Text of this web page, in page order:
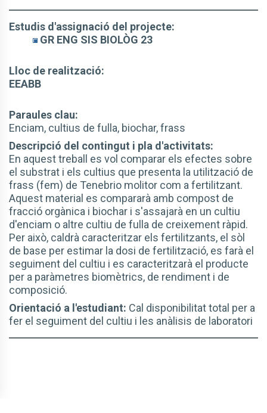
Estudis d'assignació del projecte:
GR ENG SIS BIOLÒG 23
Lloc de realització:
EEABB
Paraules clau:
Enciam, cultius de fulla, biochar, frass
Descripció del contingut i pla d'activitats:
En aquest treball es vol comparar els efectes sobre
el substrat i els cultius que presenta la utilització de
frass (fem) de Tenebrio molitor com a fertilitzant.
Aquest material es compararà amb compost de
fracció orgànica i biochar i s'assajarà en un cultiu
d'enciam o altre cultiu de fulla de creixement ràpid.
Per això, caldrà caracteritzar els fertilitzants, el sòl
de base per estimar la dosi de fertilització, es farà el
seguiment del cultiu i es caracteritzarà el producte
per a paràmetres biomètrics, de rendiment i de
composició.
Orientació a l'estudiant: Cal disponibilitat total per a
fer el seguiment del cultiu i les anàlisis de laboratori